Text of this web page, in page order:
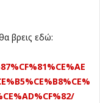
βρεις εδώ: